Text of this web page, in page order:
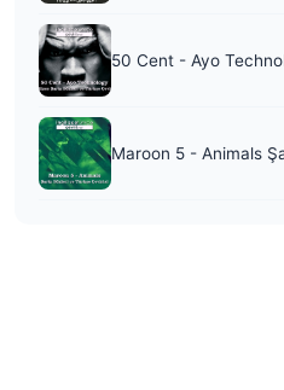
50 Cent - Ayo
Maroon 5 - Animals